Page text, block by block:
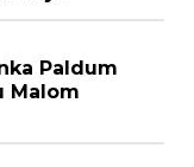
Paldum
Malom